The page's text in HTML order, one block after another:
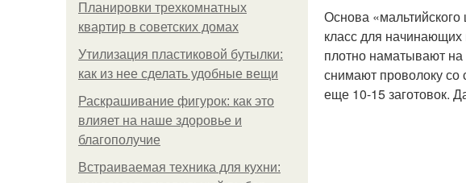
Планировки трехкомнатных
квартир в советских домах
Утилизация пластиковой бутылки:
как из нее сделать удобные вещи
Раскрашивание фигурок: как это
влияет на наше здоровье и
благополучие
Встраиваемая техника для кухни:
Креативные идеи
Основа
класс для начинающих
плотно наматывают на
снимают проволоку со
еще 10-15 заготовок.